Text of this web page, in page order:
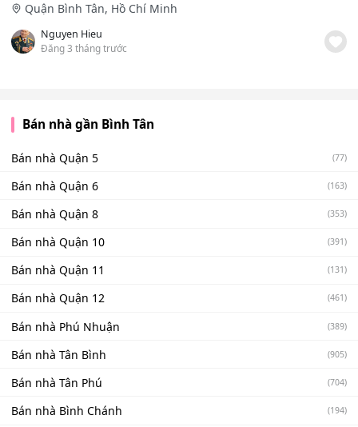
Quận Bình Tân, Hồ Chí Minh
Nguyen Hieu
Đăng 3 tháng trước
Bán nhà gần Bình Tân
Bán nhà Quận 5 (77)
Bán nhà Quận 6 (163)
Bán nhà Quận 8 (353)
Bán nhà Quận 10 (391)
Bán nhà Quận 11 (131)
Bán nhà Quận 12 (461)
Bán nhà Phú Nhuận (389)
Bán nhà Tân Bình (905)
Bán nhà Tân Phú (704)
Bán nhà Bình Chánh (194)